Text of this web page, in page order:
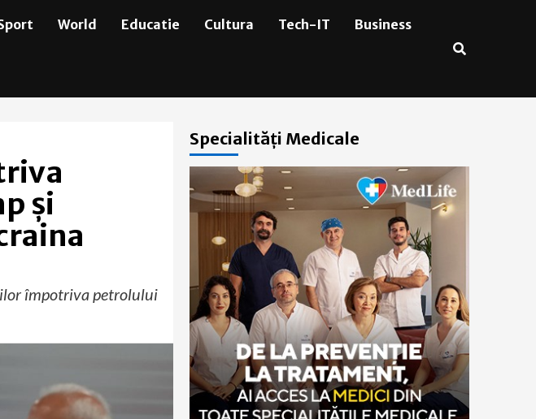
World Educatie Cultura Tech-IT Business
și
împotriva petrolului
Specialități Medicale